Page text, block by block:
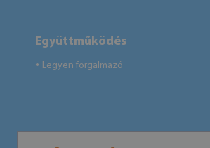
Együttműködés
● Legyen forgalmazó